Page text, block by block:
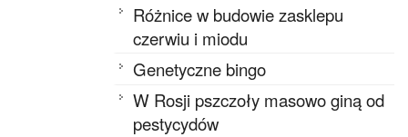
Różnice w budowie zasklepu
czerwiu i miodu
Genetyczne bingo
W Rosji pszczoły masowo giną od
pestycydów